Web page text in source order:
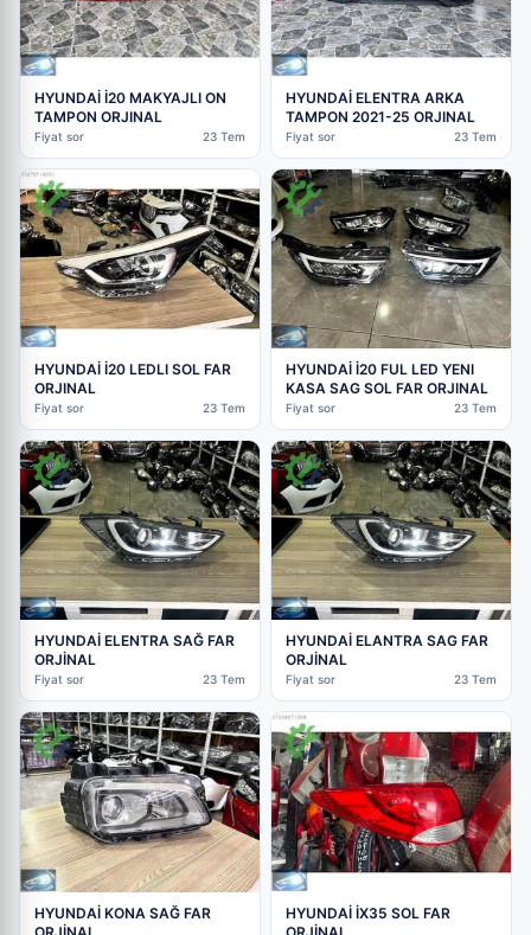
HYUNDAİ İ20 MAKYAJLI ON
TAMPON ORJINAL
Fiyat sor 23 Tem
HYUNDAİ ELENTRA ARKA
TAMPON 2021-25 ORJINAL
Fiyat sor 23 Tem
HYUNDAİ İ20 LEDLI SOL FAR
ORJINAL
Fiyat sor 23 Tem
HYUNDAİ İ20 FUL LED YENI
KASA SAG SOL FAR ORJINAL
Fiyat sor 23 Tem
HYUNDAİ ELENTRA SAĞ FAR
ORJİNAL
Fiyat sor 23 Tem
HYUNDAİ ELANTRA SAG FAR
ORJİNAL
Fiyat sor 23 Tem
HYUNDAİ KONA SAĞ FAR
HYUNDAİ İX35 SOL FAR